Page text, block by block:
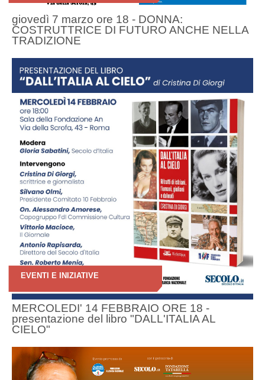
giovedì 7 marzo ore 18 - DONNA:
COSTRUTTRICE DI FUTURO ANCHE NELLA
TRADIZIONE
EVENTI E INIZIATIVE
MERCOLEDI' 14 FEBBRAIO ORE 18 -
presentazione del libro "DALL'ITALIA AL
CIELO"